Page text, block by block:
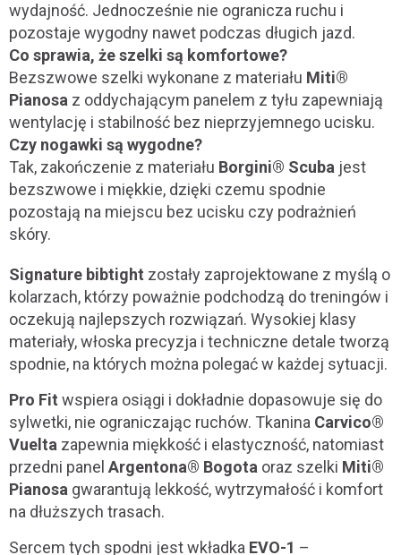
wydajność. Jednocześnie nie ogranicza ruchu i
pozostaje wygodny nawet podczas długich jazd.
Co sprawia, że szelki są komfortowe?
Bezszwowe szelki wykonane z materiału Miti®
Pianosa z oddychającym panelem z tyłu zapewniają
wentylację i stabilność bez nieprzyjemnego ucisku.
Czy nogawki są wygodne?
Tak, zakończenie z materiału Borgini® Scuba jest
bezszwowe i miękkie, dzięki czemu spodnie
pozostają na miejscu bez ucisku czy podrażnień
skóry.
Signature bibtight zostały zaprojektowane z myślą o
kolarzach, którzy poważnie podchodzą do treningów i
oczekują najlepszych rozwiązań. Wysokiej klasy
materiały, włoska precyzja i techniczne detale tworzą
spodnie, na których można polegać w każdej sytuacji.
Pro Fit wspiera osiągi i dokładnie dopasowuje się do
sylwetki, nie ograniczając ruchów. Tkanina Carvico®
Vuelta zapewnia miękkość i elastyczność, natomiast
przedni panel Argentona® Bogota oraz szelki Miti®
Pianosa gwarantują lekkość, wytrzymałość i komfort
na dłuższych trasach.
Sercem tych spodni jest wkładka EVO-1 –